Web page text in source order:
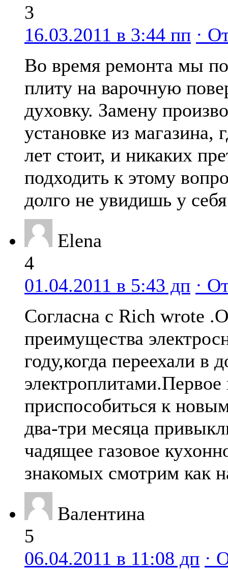
3
16.03.2011 в 3:44 пп ·
Во время ремонта мы
плиту на варочную
духовку. Замену
установке из магазина,
лет стоит, и никаких
подходить к этому
долго не увидишь у
Elena
4
01.04.2011 в 5:43 дп ·
Согласна с Rich wrote
преимущества
году,когда переехали в
приспособиться к
два-три месяца
чадящее газовое
знакомых смотрим как
Валентина
5
06.04.2011 в 11:08 дп ·